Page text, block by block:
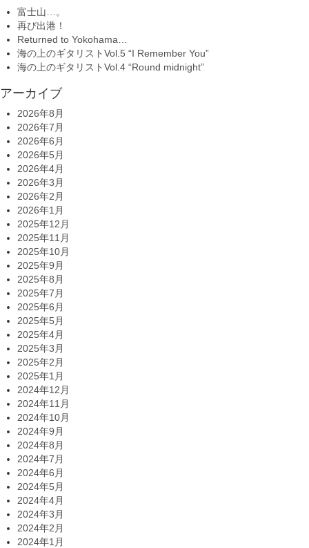
富士山…。
再び出港！
Returned to Yokohama…
海の上のギタリストVol.5 “I Remember You”
海の上のギタリストVol.4 “Round midnight”
アーカイブ
2026年8月
2026年7月
2026年6月
2026年5月
2026年4月
2026年3月
2026年2月
2026年1月
2025年12月
2025年11月
2025年10月
2025年9月
2025年8月
2025年7月
2025年6月
2025年5月
2025年4月
2025年3月
2025年2月
2025年1月
2024年12月
2024年11月
2024年10月
2024年9月
2024年8月
2024年7月
2024年6月
2024年5月
2024年4月
2024年3月
2024年2月
2024年1月